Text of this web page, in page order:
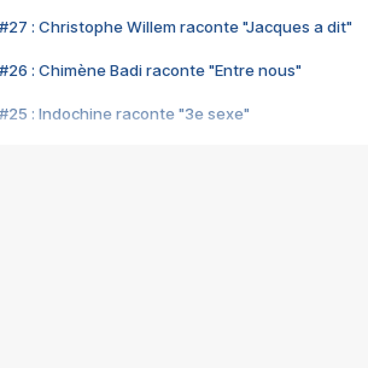
#27 : Christophe Willem raconte "Jacques a dit"
#26 : Chimène Badi raconte "Entre nous"
#25 : Indochine raconte "3e sexe"